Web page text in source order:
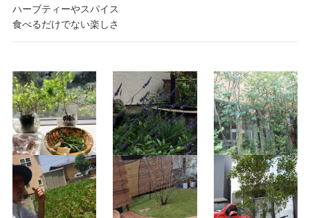
ハーブティーやスパイス
食べるだけでない楽しさ